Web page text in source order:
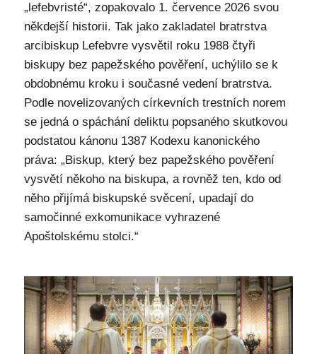
„lefebvristé“, zopakovalo 1. července 2026 svou
někdejší historii. Tak jako zakladatel bratrstva
arcibiskup Lefebvre vysvětil roku 1988 čtyři
biskupy bez papežského pověření, uchýlilo se k
obdobnému kroku i současné vedení bratrstva.
Podle novelizovaných církevních trestních norem
se jedná o spáchání deliktu popsaného skutkovou
podstatou kánonu 1387 Kodexu kanonického
práva: „Biskup, který bez papežského pověření
vysvětí někoho na biskupa, a rovněž ten, kdo od
něho přijímá biskupské svěcení, upadají do
samočinné exkomunikace vyhrazené
Apoštolskému stolci.“